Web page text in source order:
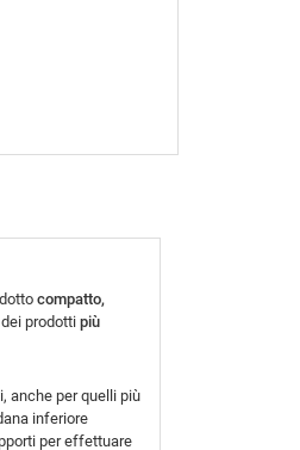
compatto,
prodottipiù
anche per quelli più
inferiore
per effettuare